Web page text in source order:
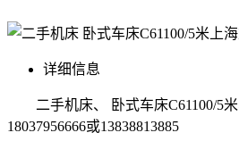
详细信息
二手机床、 卧式车床C61100/5米
18037956666或13838813885